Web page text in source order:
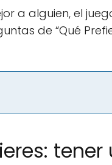
a alguien, el
de “Qué